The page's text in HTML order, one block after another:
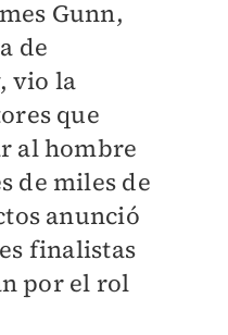
Gunn,
de
vio la
que
al hombre
de miles de
anunció
finalistas
por el rol